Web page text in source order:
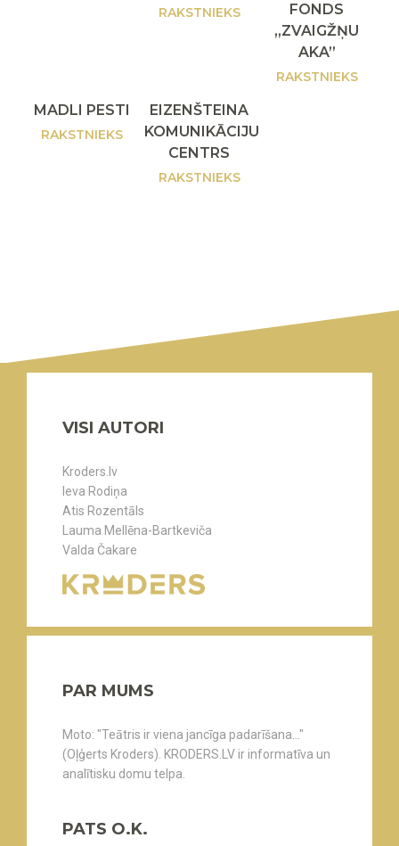
RAKSTNIEKS
FONDS
„ZVAIGŽŅU
AKA”
RAKSTNIEKS
MADLI PESTI
RAKSTNIEKS
EIZENŠTEINA
KOMUNIKĀCIJU
CENTRS
RAKSTNIEKS
VISI AUTORI
Kroders.lv
Ieva Rodiņa
Atis Rozentāls
Lauma Mellēna-Bartkeviča
Valda Čakare
PAR MUMS
Moto: "Teātris ir viena jancīga padarīšana..."
(Oļģerts Kroders). KRODERS.LV ir informatīva un
analītisku domu telpa.
PATS O.K.